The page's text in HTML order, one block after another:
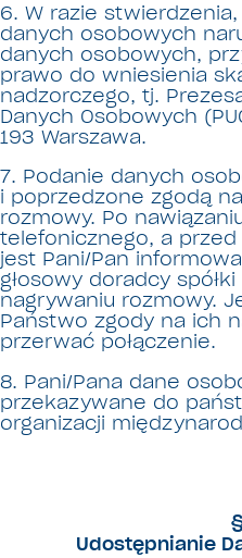
6. W razie
danych osobowych
danych osobowych,
prawo do wniesienia
nadzorczego, tj.
Danych Osobowych
193 Warszawa.
7. Podanie danych
i poprzedzone zgodą
rozmowy. Po
telefonicznego, a
jest Pani/Pan
głosowy doradcy spółki
nagrywaniu rozmowy.
Państwo zgody na ich
przerwać połączenie.
8. Pani/Pana dane
przekazywane do
organizacji
Udostępnianie